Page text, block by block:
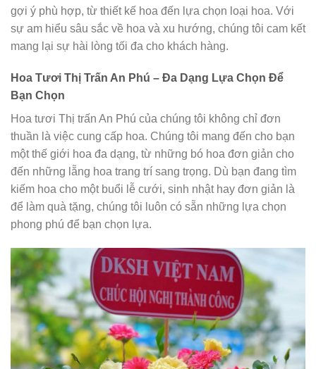
gợi ý phù hợp, từ thiết kế hoa đến lựa chọn loại hoa. Với
sự am hiểu sâu sắc về hoa và xu hướng, chúng tôi cam kết
mang lại sự hài lòng tối đa cho khách hàng.
Hoa Tươi Thị Trấn An Phú – Đa Dạng Lựa Chọn Để
Bạn Chọn
Hoa tươi Thị trấn An Phú của chúng tôi không chỉ đơn
thuần là việc cung cấp hoa. Chúng tôi mang đến cho bạn
một thế giới hoa đa dạng, từ những bó hoa đơn giản cho
đến những lẵng hoa trang trí sang trọng. Dù bạn đang tìm
kiếm hoa cho một buổi lễ cưới, sinh nhật hay đơn giản là
để làm quà tặng, chúng tôi luôn có sẵn những lựa chọn
phong phú để bạn chọn lựa.